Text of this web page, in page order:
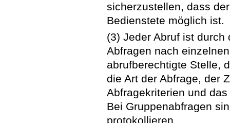
sicherzustellen, dass
Bedienstete möglich ist.
(3) Jeder Abruf ist
Abfragen nach
abrufberechtigte Stelle,
die Art der Abfrage, der
Abfragekriterien und
Bei Gruppenabfragen
protokollieren.